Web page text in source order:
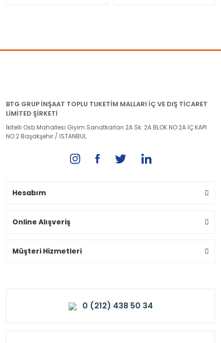
BTG GRUP İNŞAAT TOPLU TUKETİM MALLARI İÇ VE DIŞ TİCARET
LİMİTED ŞİRKETİ
İkitelli Osb Mahallesi Giyim Sanatkarları 2A Sk. 2A BLOK NO:2A İÇ KAPI
NO:2 Başakşehir / İSTANBUL
Hesabım
Online Alışveriş
Müşteri Hizmetleri
0 (212) 438 50 34